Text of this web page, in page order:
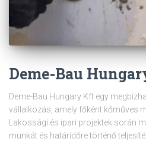
Deme-Bau
Deme-Bau Hungary Kft egy
vállalkozás, amely főként kőműves
Lakossági és ipari projektek során
munkát és határidőre történő